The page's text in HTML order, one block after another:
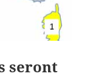
seront